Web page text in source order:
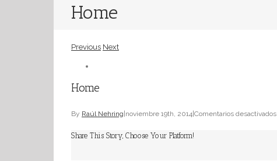
Home
Previous Next
Home
By Raúl Nehring noviembre 19th, 2014 Comentarios desactivados
Share This Story, Choose Your Platform!